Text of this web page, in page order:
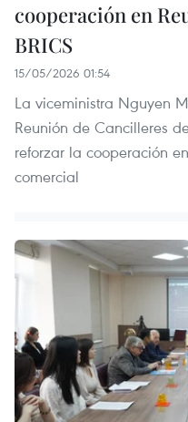
cooperación en
BRICS
15/05/2026 01:54
La viceministra Nguyen
Reunión de Cancilleres
reforzar la cooperación
comercial